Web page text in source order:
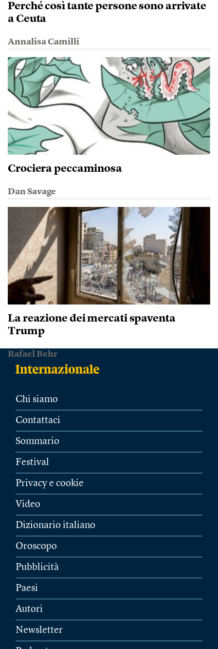
Perché così tante persone sono arrivate
a Ceuta
Annalisa Camilli
Crociera peccaminosa
Dan Savage
La reazione dei mercati spaventa
Trump
Rafael Behr
Chi siamo
Contattaci
Sommario
Festival
Privacy e cookie
Video
Dizionario italiano
Oroscopo
Pubblicità
Paesi
Autori
Newsletter